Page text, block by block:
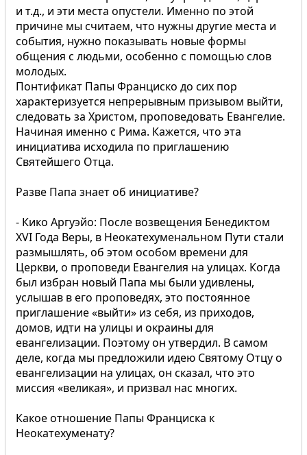
и т.д., и эти места опустели. Именно по этой
причине мы считаем, что нужны другие места и
события, нужно показывать новые формы
общения с людьми, особенно с помощью слов
молодых.
Понтификат Папы Франциско до сих пор
характеризуется непрерывным призывом выйти,
следовать за Христом, проповедовать Евангелие.
Начиная именно с Рима. Кажется, что эта
инициатива исходила по приглашению
Святейшего Отца.
Разве Папа знает об инициативе?
- Кико Аргуэйо: После возвещения Бенедиктом
XVI Года Веры, в Неокатехуменальном Пути стали
размышлять, об этом особом времени для
Церкви, о проповеди Евангелия на улицах. Когда
был избран новый Папа мы были удивлены,
услышав в его проповедях, это постоянное
приглашение «выйти» из себя, из приходов,
домов, идти на улицы и окраины для
евангелизации. Поэтому он утвердил. В самом
деле, когда мы предложили идею Святому Отцу о
евангелизации на улицах, он сказал, что это
миссия «великая», и призвал нас многих.
Какое отношение Папы Франциска к
Неокатехуменату?